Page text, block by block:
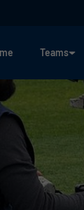
Teams